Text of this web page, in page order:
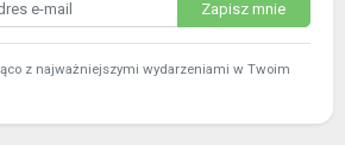
Zapisz mnie
z najważniejszymi wydarzeniami w Twoim